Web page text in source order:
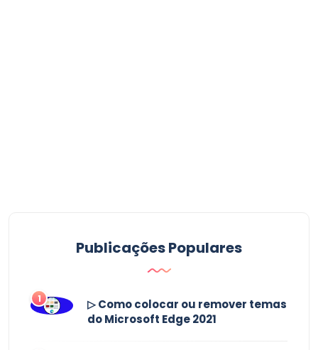
Publicações Populares
1
▷ Como colocar ou remover temas
do Microsoft Edge 2021